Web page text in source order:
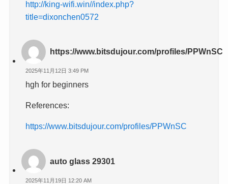
http://king-wifi.win//index.php?
title=dixonchen0572
https://www.bitsdujour.com/profiles/PPWnSC
2025年11月12日 3:49 PM
hgh for beginners
References:
https://www.bitsdujour.com/profiles/PPWnSC
auto glass 29301
2025年11月19日 12:20 AM